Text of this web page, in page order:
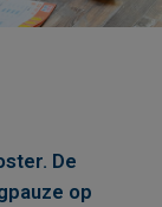
De
op